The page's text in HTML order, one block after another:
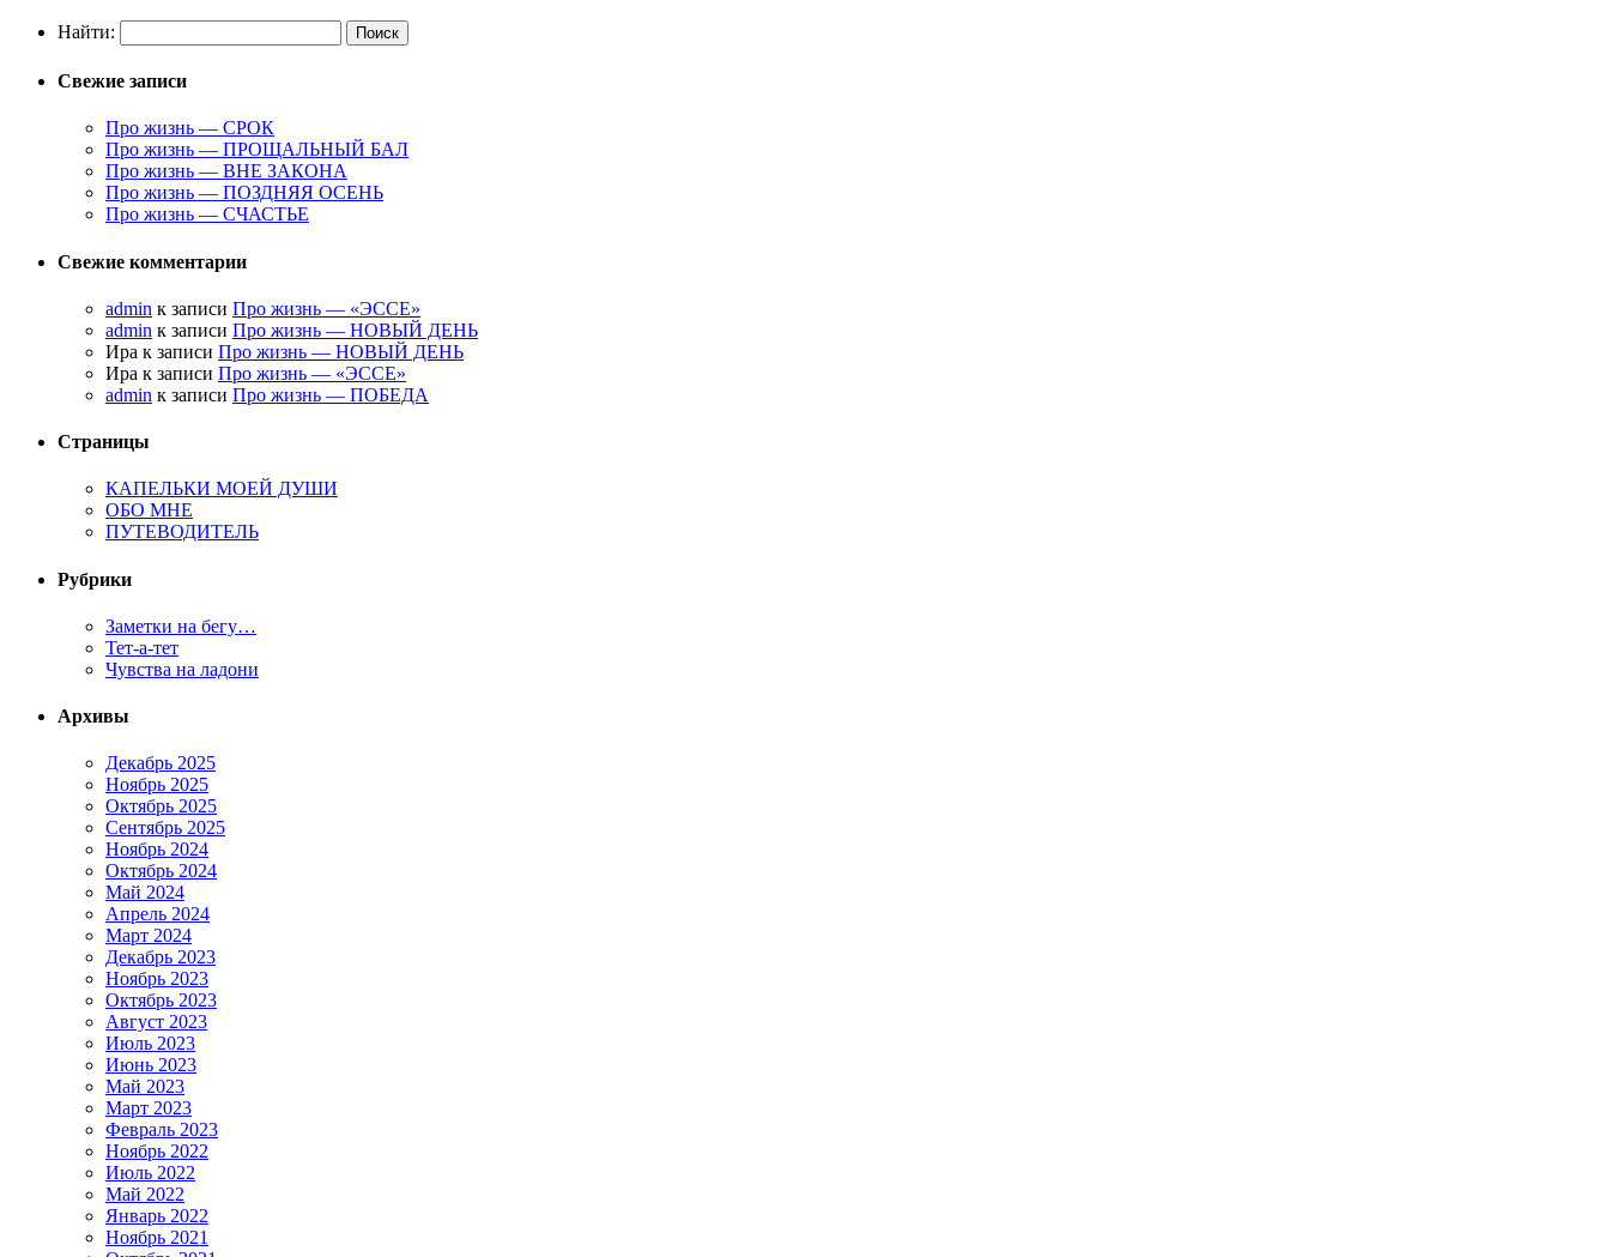
Найти:
Свежие записи
Про жизнь — СРОК
Про жизнь — ПРОЩАЛЬНЫЙ БАЛ
Про жизнь — ВНЕ ЗАКОНА
Про жизнь — ПОЗДНЯЯ ОСЕНЬ
Про жизнь — СЧАСТЬЕ
Свежие комментарии
admin к записи Про жизнь — «ЭССЕ»
admin к записи Про жизнь — НОВЫЙ ДЕНЬ
Ира к записи Про жизнь — НОВЫЙ ДЕНЬ
Ира к записи Про жизнь — «ЭССЕ»
admin к записи Про жизнь — ПОБЕДА
Страницы
КАПЕЛЬКИ МОЕЙ ДУШИ
ОБО МНЕ
ПУТЕВОДИТЕЛЬ
Рубрики
Заметки на бегу…
Тет-а-тет
Чувства на ладони
Архивы
Декабрь 2025
Ноябрь 2025
Октябрь 2025
Сентябрь 2025
Ноябрь 2024
Октябрь 2024
Май 2024
Апрель 2024
Март 2024
Декабрь 2023
Ноябрь 2023
Октябрь 2023
Август 2023
Июль 2023
Июнь 2023
Май 2023
Март 2023
Февраль 2023
Ноябрь 2022
Июль 2022
Май 2022
Январь 2022
Ноябрь 2021